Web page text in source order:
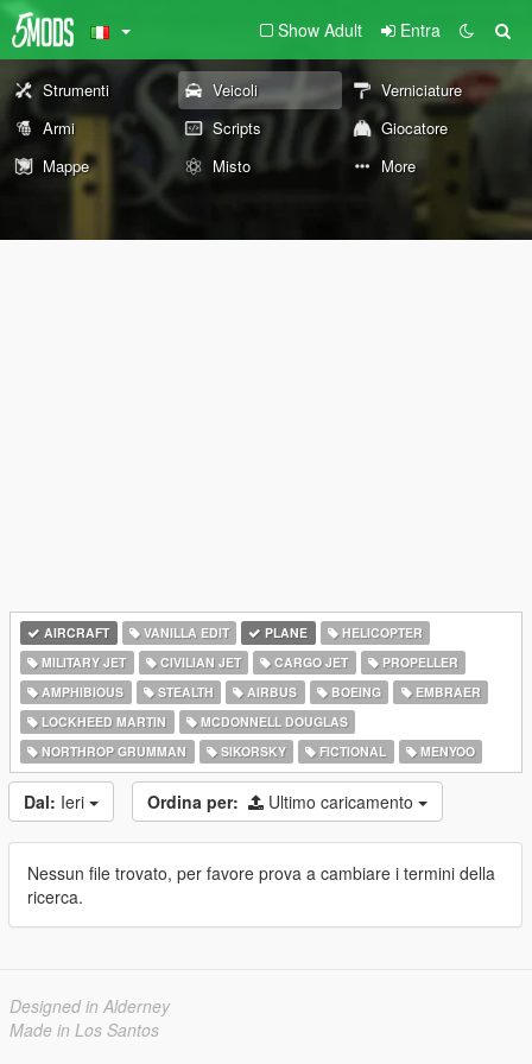
Show Adult Entra
Strumenti Veicoli
Verniciature
Armi
Scripts
Giocatore
Mappe
Misto More
AIRCRAFT VANILLA EDIT PLANE
HELICOPTER
MILITARY JET
CIVILIAN JET CARGO JET
PROPELLER
AMPHIBIOUS
STEALTH AIRBUS BOEING
EMBRAER
LOCKHEED MARTIN
MCDONNELL DOUGLAS
NORTHROP GRUMMAN
SIKORSKY FICTIONAL MENYOO
Dal: Ieri Ordina per: Ultimo caricamento
Nessun file trovato, per favore prova a cambiare i termini della
ricerca.
Designed in Alderney
Made in Los Santos